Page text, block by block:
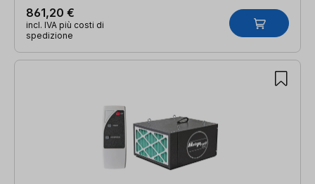
861,20 €
incl. IVA più costi di
spedizione